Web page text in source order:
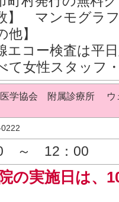
数】 マンモグラ
他】
エコー検査は平
て女性スタッフ
医学協会 附属診療所 ウ
～ 12：00
の実施日は、